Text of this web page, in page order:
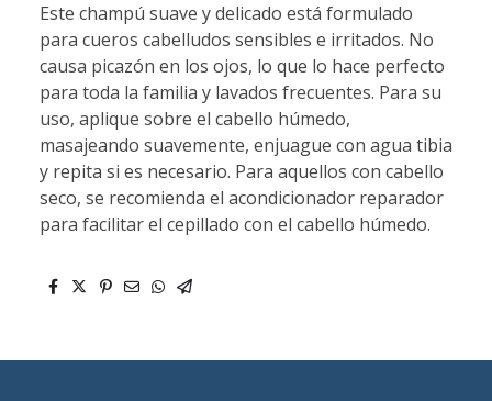
Este champú suave y delicado está formulado
para cueros cabelludos sensibles e irritados. No
causa picazón en los ojos, lo que lo hace perfecto
para toda la familia y lavados frecuentes. Para su
uso, aplique sobre el cabello húmedo,
masajeando suavemente, enjuague con agua tibia
y repita si es necesario. Para aquellos con cabello
seco, se recomienda el acondicionador reparador
para facilitar el cepillado con el cabello húmedo.